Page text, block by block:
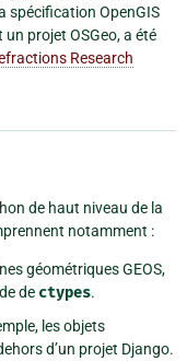
spécification OpenGIS
un projet OSGeo, a été
Research
de haut niveau de la
notamment :
géométriques GEOS,
de ctypes.
les objets
d’un projet Django.